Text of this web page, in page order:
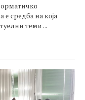
средба на која
теми ...